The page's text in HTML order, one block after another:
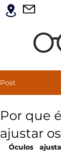
Post
Por que
ajustar
Óculos